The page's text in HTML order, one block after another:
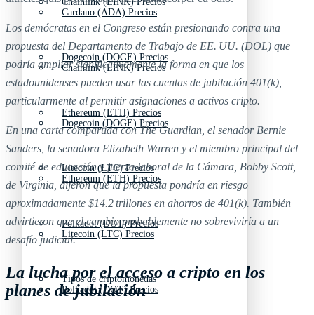
Dogecoin (DOGE) Precios
Ethereum (ETH) Precios
Litecoin (LTC) Precios
Polkadot (DOT) Precios
Tipos de criptomonedas
Cardano (ADA) Precios
Chainlink (LINK) Precios
Dogecoin (DOGE) Precios
Ethereum (ETH) Precios
Litecoin (LTC) Precios
Polkadot (DOT) Precios
Los demócratas en el Congreso están presionando contra una
propuesta del Departamento de Trabajo de EE. UU. (DOL) que
podría ampliar significativamente la forma en que los
estadounidenses pueden usar las cuentas de jubilación 401(k),
particularmente al permitir asignaciones a activos cripto.
En una carta compartida con The Guardian, el senador Bernie
Sanders, la senadora Elizabeth Warren y el miembro principal del
comité de educación y fuerza laboral de la Cámara, Bobby Scott,
de Virginia, dijeron que la propuesta pondría en riesgo
aproximadamente $14.2 trillones en ahorros de 401(k). También
advirtieron que el cambio probablemente no sobreviviría a un
desafío judicial.
La lucha por el acceso a cripto en los
planes de jubilación